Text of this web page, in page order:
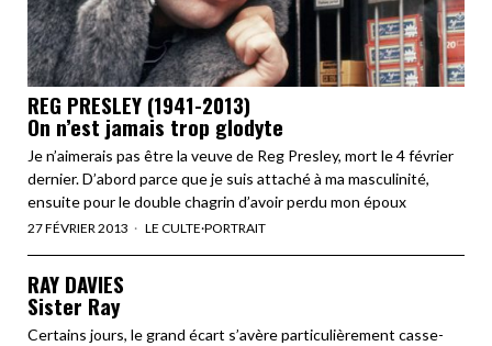
REG PRESLEY (1941-2013)
On n’est jamais trop glodyte
Je n’aimerais pas être la veuve de Reg Presley, mort le 4 février
dernier. D’abord parce que je suis attaché à ma masculinité,
ensuite pour le double chagrin d’avoir perdu mon époux
27 FÉVRIER 2013 LE CULTE·PORTRAIT
RAY DAVIES
Sister Ray
Certains jours, le grand écart s’avère particulièrement casse-